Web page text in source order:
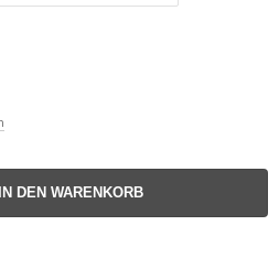
IN DEN WARENKORB